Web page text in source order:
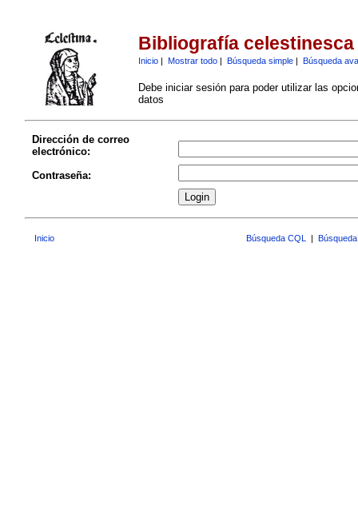
Bibliografía celestinesca
Inicio| Mostrar todo| Búsqueda simple| Búsqueda
Debe iniciar sesión para poder utilizar las
datos
Dirección de correo
electrónico:
Contraseña:
Inicio Búsqueda CQL |